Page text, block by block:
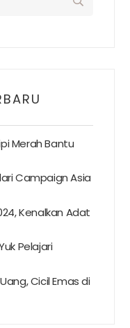
Merah Bantu
Campaign Asia
Kenalkan Adat
Pelajari
Cicil Emas di